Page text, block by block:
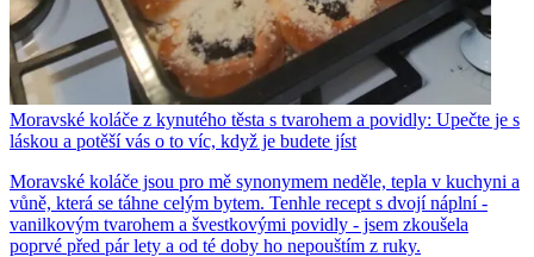
Moravské koláče z kynutého těsta s tvarohem a povidly: Upečte je s
láskou a potěší vás o to víc, když je budete jíst
Moravské koláče jsou pro mě synonymem neděle, tepla v kuchyni a
vůně, která se táhne celým bytem. Tenhle recept s dvojí náplní -
vanilkovým tvarohem a švestkovými povidly - jsem zkoušela
poprvé před pár lety a od té doby ho nepouštím z ruky.